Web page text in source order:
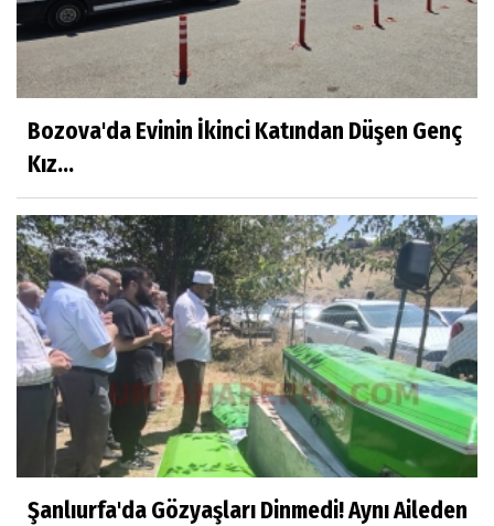
Bozova'da Evinin İkinci Katından Düşen Genç
Kız...
Şanlıurfa'da Gözyaşları Dinmedi! Aynı Aileden